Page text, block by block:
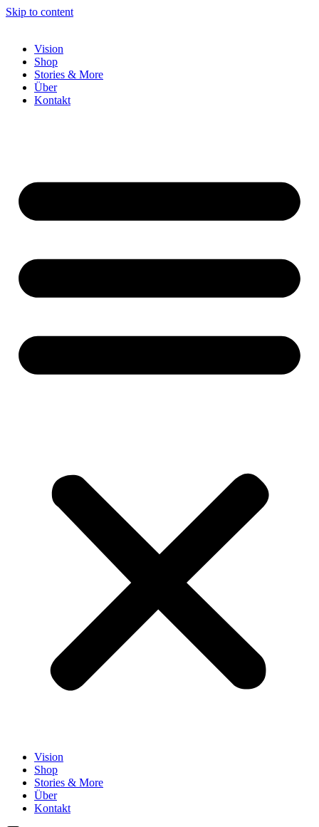
Skip to content
Vision
Shop
Stories & More
Über
Kontakt
Vision
Shop
Stories & More
Über
Kontakt